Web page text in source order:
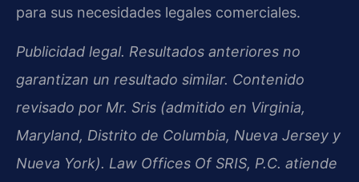
para sus necesidades legales comerciales.
Publicidad legal. Resultados anteriores no
garantizan un resultado similar. Contenido
revisado por Mr. Sris (admitido en Virginia,
Maryland, Distrito de Columbia, Nueva Jersey y
Nueva York). Law Offices Of SRIS, P.C. atiende